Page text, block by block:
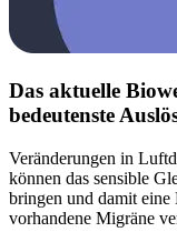
Das aktuelle
bedeutenste
Veränderungen in
können das sensible
bringen und damit eine
vorhandene Migräne